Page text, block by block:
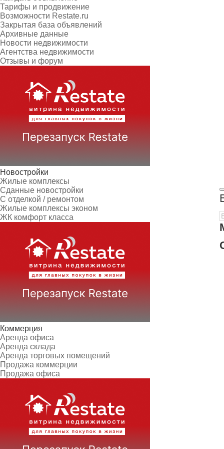
Тарифы и продвижение
Возможности Restate.ru
Закрытая база объявлений
Архивные данные
Новости недвижимости
Агентства недвижимости
Отзывы и форум
Новостройки
Жилые комплексы
Сданные новостройки
С отделкой / ремонтом
Жилые комплексы эконом
ЖК комфорт класса
Коммерция
Аренда офиса
Аренда склада
Аренда торговых помещений
Продажа коммерции
Продажа офиса